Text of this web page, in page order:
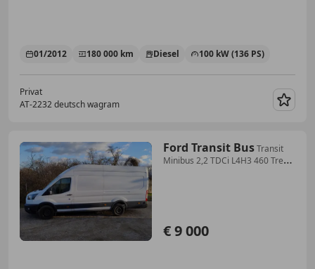
01/2012 180 000 km Diesel 100 kW (136 PS)
Privat
AT-2232 deutsch wagram
Ford Transit BusTransit
Minibus 2,2 TDCi L4H3 460 Trend
€ 9 000